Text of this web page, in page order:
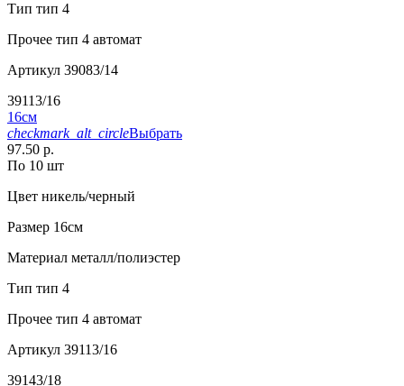
Тип тип 4
Прочее тип 4 автомат
Артикул 39083/14
39113/16
16см
checkmark_alt_circleВыбрать
97.50 р.
По 10 шт
Цвет никель/черный
Размер 16см
Материал металл/полиэстер
Тип тип 4
Прочее тип 4 автомат
Артикул 39113/16
39143/18